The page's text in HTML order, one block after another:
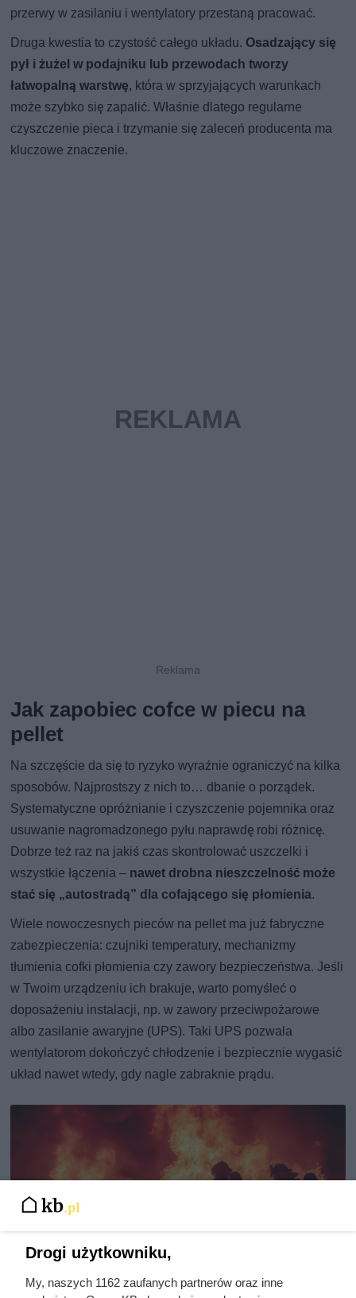
przerwy w zasilaniu i wentylatory przestaną pracować.
Druga kwestia to czystość całego układu. Osadzający się
pył i żużel w podajniku lub przewodach tworzy
łatwopalną warstwę, która w sprzyjających warunkach
może szybko się zapalić. Właśnie dlatego regularne
czyszczenie pieca i trzymanie się zaleceń producenta ma
kluczowe znaczenie.
Jak zapobiec cofce w piecu na
pellet
Na szczęście da się to ryzyko wyraźnie ograniczyć na kilka
sposobów. Najprostszy z nich to… dbanie o porządek.
Systematyczne opróżnianie i czyszczenie pojemnika oraz
usuwanie nagromadzonego pyłu naprawdę robi różnicę.
Dobrze też raz na jakiś czas skontrolować uszczelki i
wszystkie łączenia – nawet drobna nieszczelność może
stać się „autostradą” dla cofającego się płomienia.
Wiele nowoczesnych pieców na pellet ma już fabryczne
zabezpieczenia: czujniki temperatury, mechanizmy
tłumienia cofki płomienia czy zawory bezpieczeństwa. Jeśli
w Twoim urządzeniu ich brakuje, warto pomyśleć o
doposażeniu instalacji, np. w zawory przeciwpożarowe
albo zasilanie awaryjne (UPS). Taki UPS pozwala
wentylatorom dokończyć chłodzenie i bezpiecznie wygasić
układ nawet wtedy, gdy nagle zabraknie prądu.
Drogi użytkowniku,
My, naszych 1162 zaufanych partnerów oraz inne